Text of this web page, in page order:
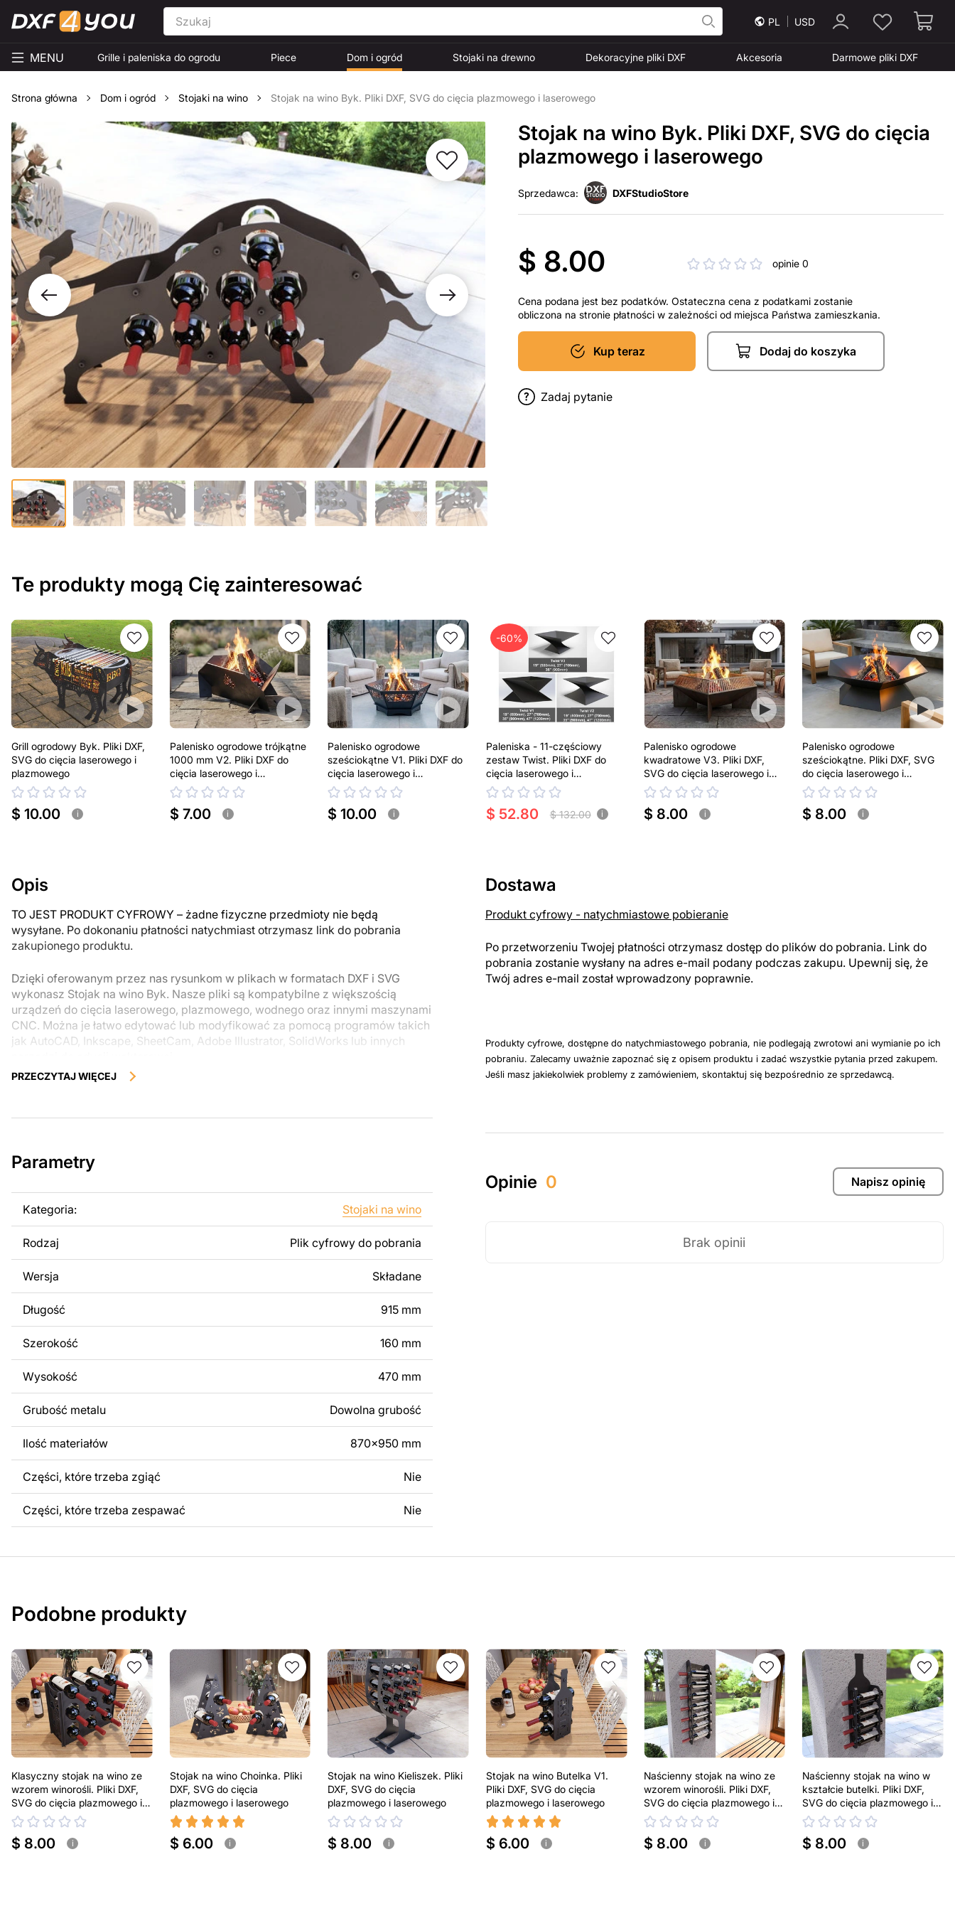
PL USD
MENU Grille i paleniska do ogrodu Piece Dom i ogród Stojaki na drewno Dekoracyjne pliki DXF Akcesoria Darmowe pliki DXF
Strona główna Dom i ogród Stojaki na wino Stojak na wino Byk. Pliki DXF, SVG do cięcia plazmowego i laserowego
Stojak na wino Byk. Pliki DXF, SVG do cięcia
plazmowego i laserowego
Sprzedawca: DXFStudioStore
$ 8.00 opinie 0
Cena podana jest bez podatków. Ostateczna cena z podatkami zostanie
obliczona na stronie płatności w zależności od miejsca Państwa zamieszkania.
Kup teraz Dodaj do koszyka
Zadaj pytanie
Te produkty mogą Cię zainteresować
Grill ogrodowy Byk. Pliki DXF,
SVG do cięcia laserowego i
plazmowego
$ 10.00 i
Palenisko ogrodowe trójkątne
1000 mm V2. Pliki DXF do
cięcia laserowego i
plazmowego
$ 7.00 i
Palenisko ogrodowe
sześciokątne V1. Pliki DXF do
cięcia laserowego i
plazmowego
$ 10.00 i
-60%
Paleniska - 11-częściowy
zestaw Twist. Pliki DXF do
cięcia laserowego i
plazmowego
$ 52.80 $ 132.00 i
Palenisko ogrodowe
kwadratowe V3. Pliki DXF,
SVG do cięcia laserowego i
plazmowego
$ 8.00 i
Palenisko ogrodowe
sześciokątne. Pliki DXF, SVG
do cięcia laserowego i
plazmowego
$ 8.00 i
Opis
TO JEST PRODUKT CYFROWY – żadne fizyczne przedmioty nie będą
wysyłane. Po dokonaniu płatności natychmiast otrzymasz link do pobrania
zakupionego produktu.
Dzięki oferowanym przez nas rysunkom w plikach w formatach DXF i SVG
wykonasz Stojak na wino Byk. Nasze pliki są kompatybilne z większością
urządzeń do cięcia laserowego, plazmowego, wodnego oraz innymi maszynami
CNC. Można je łatwo edytować lub modyfikować za pomocą programów takich
jak AutoCAD, Inkscape, SheetCam, Adobe Illustrator, SolidWorks lub innych
zostały zaprojektowane z myślą o nowoczesnej estetyce i łatwym montażu, aby
Można używać tych plików do tworzenia gotowych produktów zarówno do
odsprzedaż lub udostępnianie oryginalnych bądź zmodyfikowanych plików jest
Za dodatkową opłatą możemy dostosować projekt poprzez dodanie tekstu,
obrazów lub logo Twojej firmy albo wprowadzenie innych modyfikacji według
Twoich potrzeb. Jeśli potrzebujesz indywidualnego projektu metalowego
produktu, skontaktuj się z nami.
Jeśli masz jakiekolwiek pytania lub potrzebujesz pomocy, skontaktuj się z nami
w dowolnym momencie – zawsze chętnie pomożemy.
PRZECZYTAJ WIĘCEJ
Parametry
Kategoria: Stojaki na wino
Rodzaj Plik cyfrowy do pobrania
Wersja Składane
Długość 915 mm
Szerokość 160 mm
Wysokość 470 mm
Grubość metalu Dowolna grubość
Ilość materiałów 870x950 mm
Części, które trzeba zgiąć Nie
Części, które trzeba zespawać Nie
Dostawa
Produkt cyfrowy - natychmiastowe pobieranie
Po przetworzeniu Twojej płatności otrzymasz dostęp do plików do pobrania. Link do
pobrania zostanie wysłany na adres e-mail podany podczas zakupu. Upewnij się, że
Twój adres e-mail został wprowadzony poprawnie.
Produkty cyfrowe, dostępne do natychmiastowego pobrania, nie podlegają zwrotowi ani wymianie po ich
pobraniu. Zalecamy uważnie zapoznać się z opisem produktu i zadać wszystkie pytania przed zakupem.
Jeśli masz jakiekolwiek problemy z zamówieniem, skontaktuj się bezpośrednio ze sprzedawcą.
Opinie 0 Napisz opinię
Brak opinii
Podobne produkty
Klasyczny stojak na wino ze
wzorem winorośli. Pliki DXF,
SVG do cięcia plazmowego i
laserowego.
$ 8.00 i
Stojak na wino Choinka. Pliki
DXF, SVG do cięcia
plazmowego i laserowego
$ 6.00 i
Stojak na wino Kieliszek. Pliki
DXF, SVG do cięcia
plazmowego i laserowego
$ 8.00 i
Stojak na wino Butelka V1.
Pliki DXF, SVG do cięcia
plazmowego i laserowego
$ 6.00 i
Naścienny stojak na wino ze
wzorem winorośli. Pliki DXF,
SVG do cięcia plazmowego i
laserowego
$ 8.00 i
Naścienny stojak na wino w
kształcie butelki. Pliki DXF,
SVG do cięcia plazmowego i
laserowego
$ 8.00 i